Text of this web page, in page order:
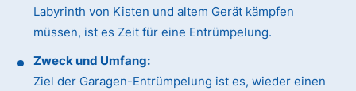
Labyrinth von Kisten und altem Gerät kämpfen
müssen, ist es Zeit für eine Entrümpelung.
Zweck und Umfang:
Ziel der Garagen-Entrümpelung ist es, wieder einen